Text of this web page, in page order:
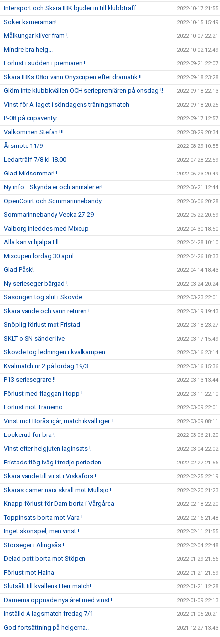
Intersport och Skara IBK bjuder in till klubbträff 2022-10-17 21:55
Söker kameraman! 2022-10-15 15:49
Målkungar kliver fram ! 2022-10-07 22:21
Mindre bra helg... 2022-10-02 12:49
Förlust i sudden i premiären ! 2022-09-21 22:07
Skara IBKs 08or vann Onyxcupen efter dramatik !! 2022-09-18 23:28
Glöm inte klubbkvällen OCH seriepremiären på onsdag !! 2022-09-18 22:13
Vinst för A-laget i söndagens träningsmatch 2022-09-18 20:25
P-08 på cupäventyr 2022-09-17 12:57
Välkommen Stefan !!! 2022-08-29 20:34
Årsmöte 11/9 2022-08-29 10:55
Ledarträff 7/8 kl 18.00 2022-07-28 22:59
Glad Midsommar!!! 2022-06-23 20:49
Ny info... Skynda er och anmäler er! 2022-06-21 12:44
OpenCourt och Sommarinnebandy 2022-06-06 20:28
Sommarinnebandy Vecka 27-29 2022-05-22 20:59
Valborg inleddes med Mixcup 2022-04-30 18:50
Alla kan vi hjälpa till.... 2022-04-28 10:10
Mixcupen lördag 30 april 2022-04-26 18:33
Glad Påsk! 2022-04-14 18:43
Ny serieseger bärgad ! 2022-03-24 20:24
Säsongen tog slut i Skövde 2022-03-23 22:01
Skara vände och vann returen ! 2022-03-19 19:43
Snöplig förlust mot Fristad 2022-03-18 23:27
SKLT o SN sänder live 2022-03-17 15:49
Skövde tog ledningen i kvalkampen 2022-03-16 23:14
Kvalmatch nr 2 på lördag 19/3 2022-03-16 15:36
P13 seriesegrare !! 2022-03-13 13:44
Förlust med flaggan i topp ! 2022-03-11 22:10
Förlust mot Tranemo 2022-03-09 22:01
Vinst mot Borås igår, match ikväll igen ! 2022-03-09 08:11
Lockerud för bra ! 2022-03-06 21:20
Vinst efter helgjuten laginsats ! 2022-03-04 22:02
Fristads flög iväg i tredje perioden 2022-02-27 21:56
Skara vände till vinst i Viskafors ! 2022-02-25 22:19
Skaras damer nära skräll mot Mullsjö ! 2022-02-20 21:23
Knapp förlust för Dam borta i Vårgårda 2022-02-18 22:20
Toppinsats borta mot Vara ! 2022-02-16 21:48
Inget skönspel, men vinst ! 2022-02-11 21:55
Storseger i Alingsås ! 2022-02-04 22:48
Delad pott borta mot Stöpen 2022-01-29 21:56
Förlust mot Halna 2022-01-21 21:59
Slutsålt till kvällens Herr match! 2022-01-21 12:28
Damerna öppnade nya året med vinst ! 2022-01-09 22:13
Inställd A lagsmatch fredag 7/1 2022-01-05 20:21
God fortsättning på helgerna.. 2021-12-27 13:43